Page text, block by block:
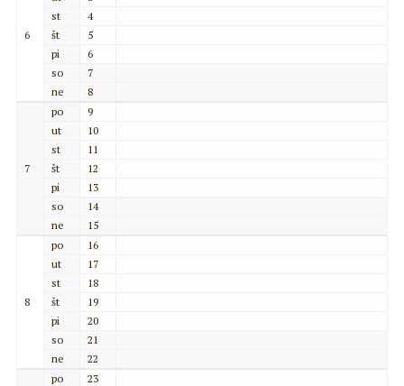
6
st
4
št
5
pi
6
so
7
ne
8
7
po
9
ut
10
st
11
št
12
pi
13
so
14
ne
15
8
po
16
ut
17
st
18
št
19
pi
20
so
21
ne
22
po
23